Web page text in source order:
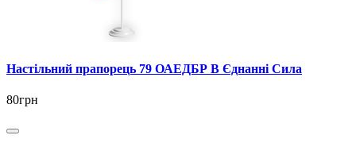
Настільний прапорець 79 ОАЕДБР В Єднанні Сила
80грн